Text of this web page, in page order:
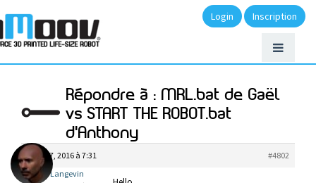
Login Inscription
Répondre à : MRL.bat de Gaël
vs START THE ROBOT.bat
d'Anthony
août 27, 2016 à 7:31
#4802
Gael Langevin